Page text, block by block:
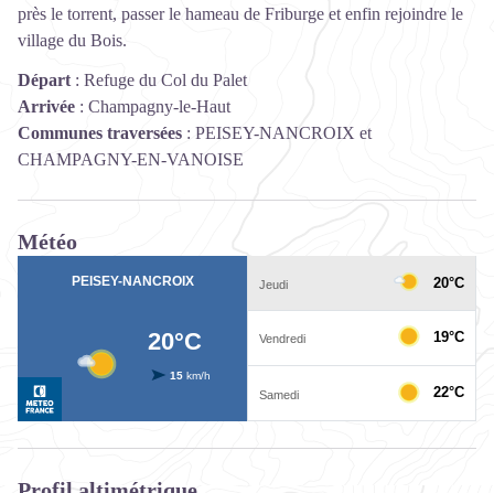
près le torrent, passer le hameau de Friburge et enfin rejoindre le
village du Bois.
Départ : Refuge du Col du Palet
Arrivée : Champagny-le-Haut
Communes traversées : PEISEY-NANCROIX et
CHAMPAGNY-EN-VANOISE
Météo